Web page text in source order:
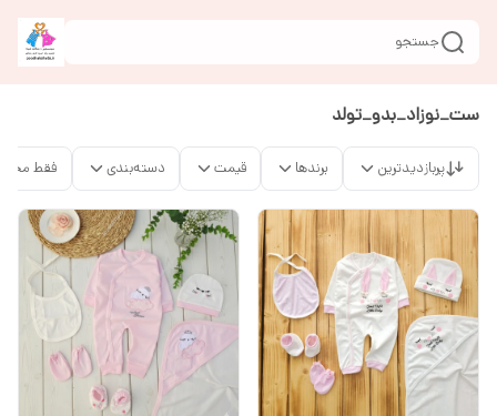
جستجو
ست_نوزاد_بدو_تولد
پربازدیدترین برندها قیمت دسته‌بندی فقط